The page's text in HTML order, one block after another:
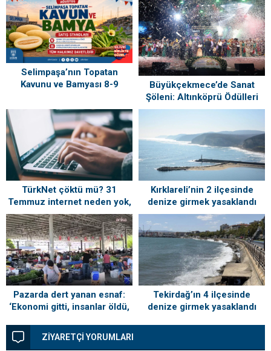
Selimpaşa’nın Topatan
Kavunu ve Bamyası 8-9
Buluşuyor
Büyükçekmece’de Sanat
Şöleni: Altınköprü Ödülleri
Sahiplerini Buldu!
TürkNet çöktü mü? 31
Temmuz internet neden yok,
ne zaman gelecek?
Kırklareli’nin 2 ilçesinde
denize girmek yasaklandı
Pazarda dert yanan esnaf:
‘Ekonomi gitti, insanlar öldü,
lazım’
Tekirdağ’ın 4 ilçesinde
denize girmek yasaklandı
ZİYARETÇİ YORUMLARI